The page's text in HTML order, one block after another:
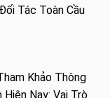
Tác Toàn Cầu
Khảo Thông
Nay: Vai Trò